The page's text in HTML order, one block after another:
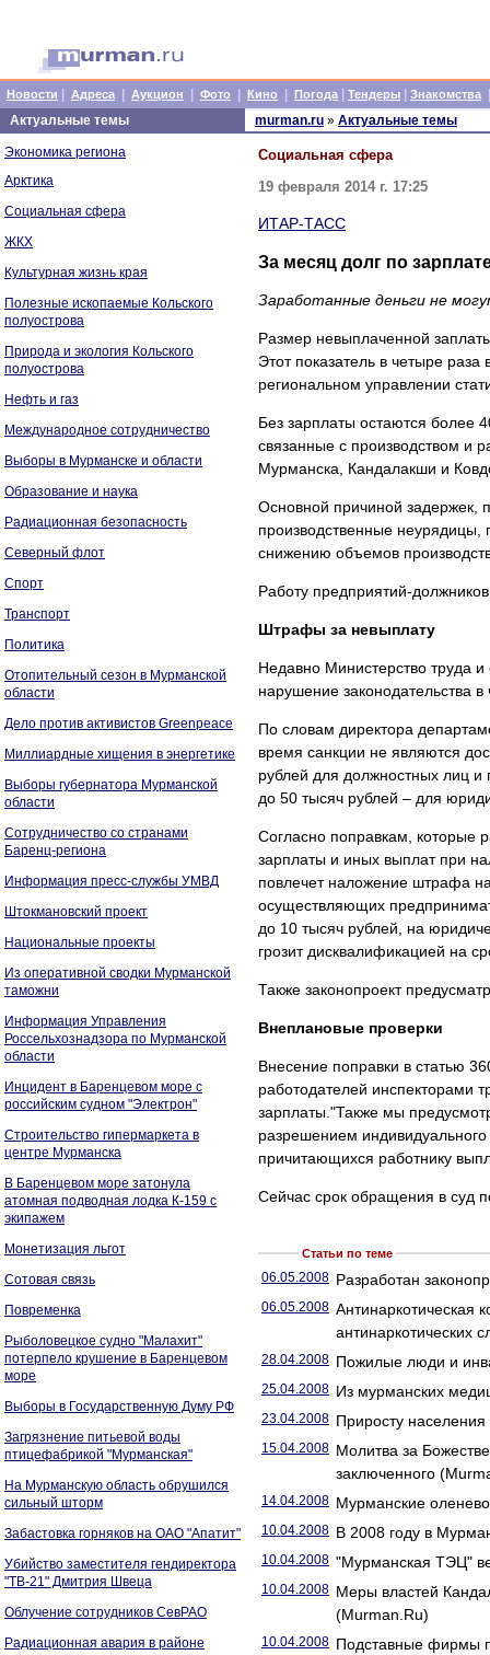
Новости Адреса Аукцион Фото Кино Погода Тендеры Знакомства
Актуальные темы
Экономика региона
Арктика
Социальная сфера
ЖКХ
Культурная жизнь края
Полезные ископаемые Кольского
полуострова
Природа и экология Кольского
полуострова
Нефть и газ
Международное сотрудничество
Выборы в Мурманске и области
Образование и наука
Радиационная безопасность
Северный флот
Спорт
Транспорт
Политика
Отопительный сезон в Мурманской
области
Дело против активистов Greenpeace
Миллиардные хищения в энергетике
Выборы губернатора Мурманской
области
Сотрудничество со странами
Баренц-региона
Информация пресс-службы УМВД
Штокмановский проект
Национальные проекты
Из оперативной сводки Мурманской
таможни
Информация Управления
Россельхознадзора по Мурманской
области
Инцидент в Баренцевом море с
российским судном "Электрон"
Строительство гипермаркета в
центре Мурманска
В Баренцевом море затонула
атомная подводная лодка К-159 с
экипажем
Монетизация льгот
Сотовая связь
Повременка
Рыболовецкое судно "Малахит"
потерпело крушение в Баренцевом
море
Выборы в Государственную Думу РФ
Загрязнение питьевой воды
птицефабрикой "Мурманская"
На Мурманскую область обрушился
сильный шторм
Забастовка горняков на ОАО "Апатит"
Убийство заместителя гендиректора
"ТВ-21" Дмитрия Швеца
Облучение сотрудников СевРАО
Радиационная авария в районе
murman.ru » Актуальные темы
Социальная сфера
19 февраля 2014 г. 17:25
ИТАР-ТАСС
За месяц долг по
Заработанные деньги не
Размер невыплаченной
Этот показатель в четыре
региональном управлении
Без зарплаты остаются более
связанные с производством и
Мурманска, Кандалакши и
Основной причиной задержек,
производственные неурядицы,
снижению объемов
Работу предприятий-
Штрафы за невыплату
Недавно Министерство труда
нарушение законодательства в
По словам директора
время санкции не являются
рублей для должностных лиц
до 50 тысяч рублей – для
Согласно поправкам, которые
зарплаты и иных выплат при
повлечет наложение штрафа
осуществляющих
до 10 тысяч рублей, на
грозит дисквалификацией на
Также законопроект
Внеплановые проверки
Внесение поправки в статью
работодателей инспекторами
зарплаты."Также мы
разрешением
причитающихся работнику
Сейчас срок обращения в суд
Статьи по теме
06.05.2008 Разработан
06.05.2008 Антинаркотическая
антинаркотических
28.04.2008 Пожилые люди и
25.04.2008 Из мурманских
23.04.2008 Приросту
15.04.2008 Молитва за
заключенного
14.04.2008 Мурманские
10.04.2008 В 2008 году в
10.04.2008 "Мурманская ТЭЦ"
10.04.2008 Меры властей
(Murman.Ru)
10.04.2008 Подставные фирмы